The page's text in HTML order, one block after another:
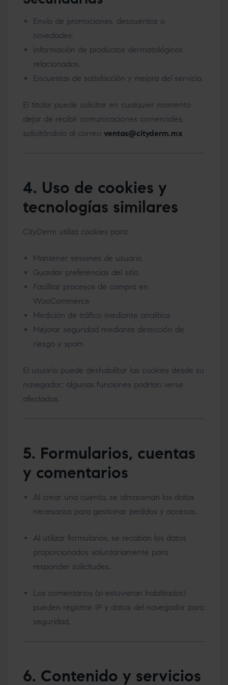
Envío de promociones, descuentos o
novedades.
Información de productos dermatológicos
relacionados.
Encuestas de satisfacción y mejora del servicio.
El titular puede solicitar en cualquier momento
dejar de recibir comunicaciones comerciales,
solicitándolo al correo ventas@cityderm.mx
4. Uso de cookies y
tecnologías similares
CityDerm utiliza cookies para:
Mantener sesiones de usuario
Guardar preferencias del sitio
Facilitar procesos de compra en
WooCommerce
Medición de tráfico mediante analítica
Mejorar seguridad mediante detección de
riesgo y spam
El usuario puede deshabilitar las cookies desde su
navegador; algunas funciones podrían verse
afectadas.
5. Formularios, cuentas
y comentarios
Al crear una cuenta, se almacenan los datos
necesarios para gestionar pedidos y accesos.
Al utilizar formularios, se recaban los datos
proporcionados voluntariamente para
responder solicitudes.
Los comentarios (si estuvieran habilitados)
pueden registrar IP y datos del navegador para
seguridad.
6. Contenido y servicios